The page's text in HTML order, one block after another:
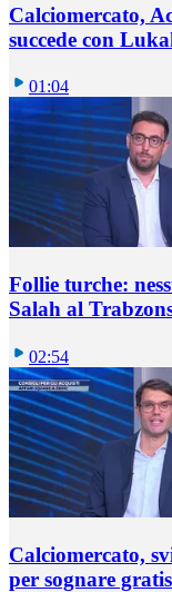
Calciomercato,
succede con
01:04
Follie turche:
Salah al
02:54
Calciomercato,
per sognare gratis